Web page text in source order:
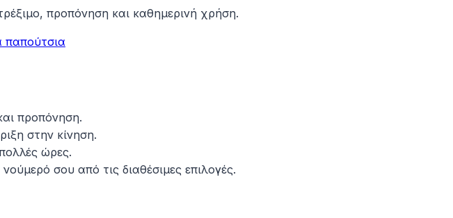
προπόνηση και καθημερινή χρήση.
προπόνηση.
στην κίνηση.
ώρες.
σου από τις διαθέσιμες επιλογές.